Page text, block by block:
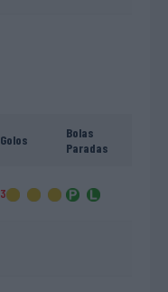
Golos
Bolas
Paradas
3